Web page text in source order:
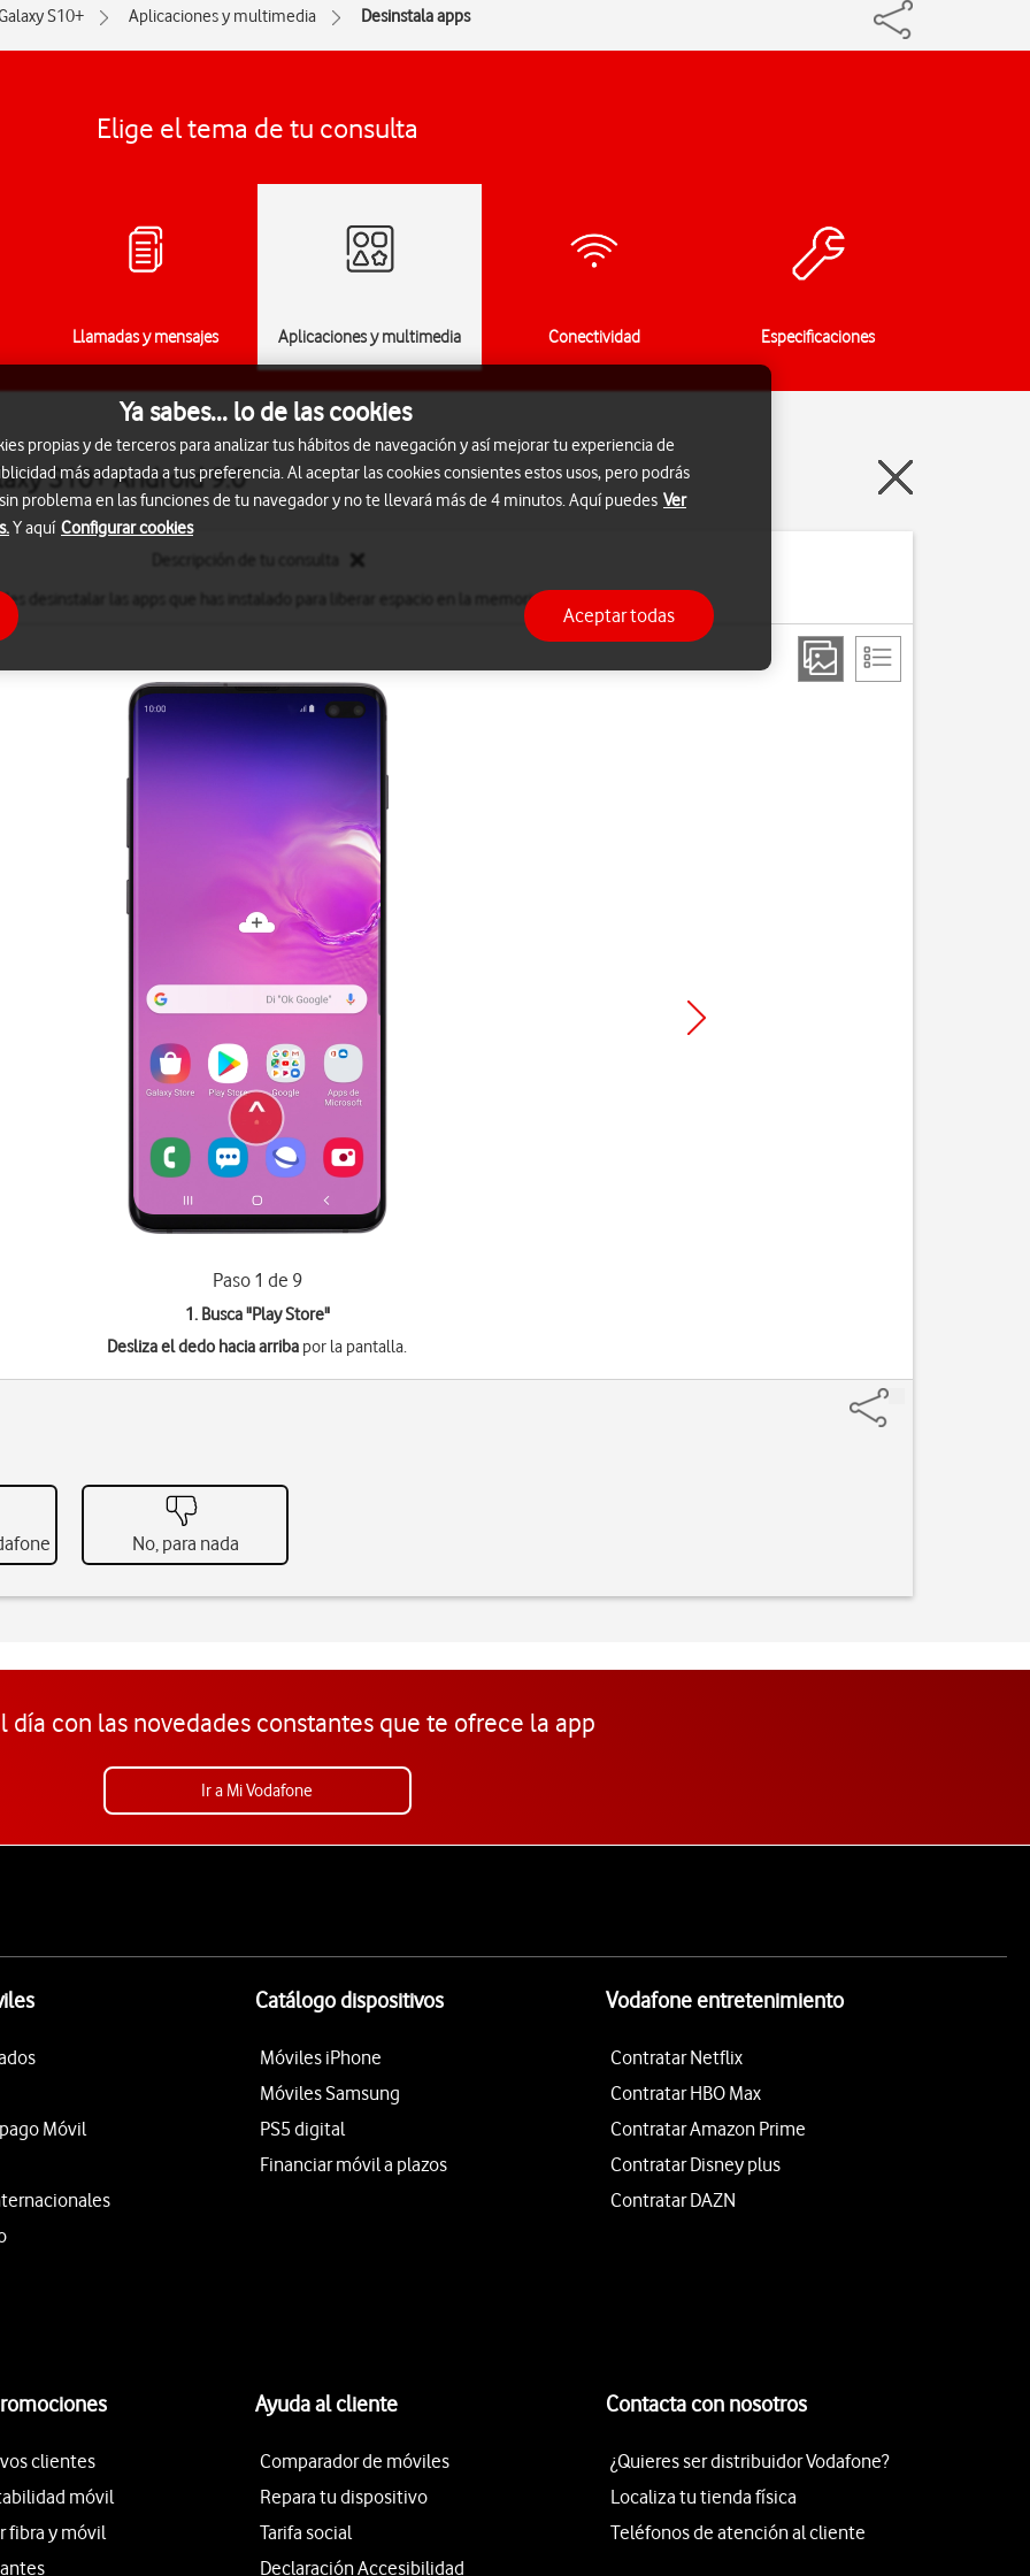
S10+ Aplicaciones y multimedia Desinstala apps
Elige el tema de tu consulta
Llamadas y mensajes Aplicaciones y multimedia Conectividad Especificaciones
S10+ Android 9.0
desinstalar las apps que has instalado para liberar espacio en la memoria.
Paso 1 de 9
1. Busca "Play Store"
Desliza el dedo hacia arriba por la pantalla.
No, para nada
día con las novedades constantes que te ofrece la app
Ir a Mi Vodafone
Móvil
Catálogo dispositivos
Móviles iPhone
Móviles Samsung
PS5 digital
Financiar móvil a plazos
Vodafone entretenimiento
Contratar Netflix
Contratar HBO Max
Contratar Amazon Prime
Contratar Disney plus
Contratar DAZN
clientes
móvil
fibra y móvil
Ayuda al cliente
Comparador de móviles
Repara tu dispositivo
Tarifa social
Declaración Accesibilidad
Contacta con nosotros
¿Quieres ser distribuidor Vodafone?
Localiza tu tienda física
Teléfonos de atención al cliente
Ya sabes... lo de las cookies
propias y de terceros para analizar tus hábitos de navegación y así mejorar tu experiencia de
más adaptada a tus preferencia. Al aceptar las cookies consientes estos usos, pero podrás
problema en las funciones de tu navegador y no te llevará más de 4 minutos. Aquí puedes Ver
Y aquí Configurar cookies
Aceptar todas